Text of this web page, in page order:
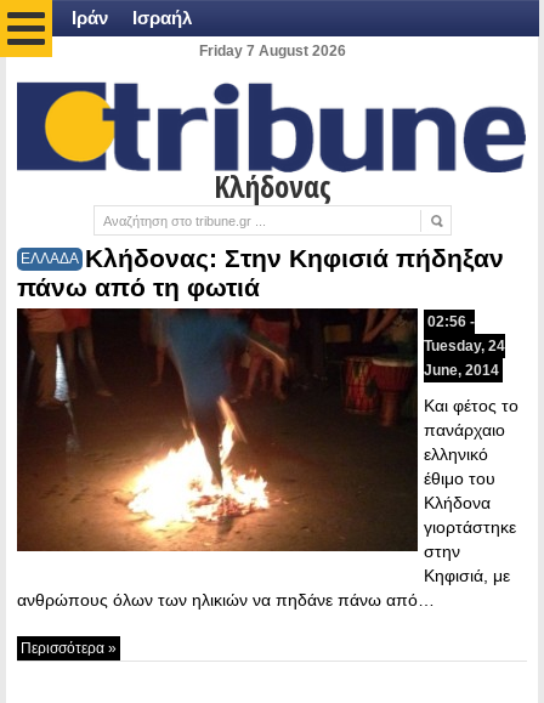
Ιράν Ισραήλ
Friday 7 August 2026
Κλήδονας
ΕΛΛΑΔΑ Κλήδονας: Στην Κηφισιά πήδηξαν
πάνω από τη φωτιά
02:56 -
Tuesday, 24
June, 2014
Και φέτος το
πανάρχαιο
ελληνικό
έθιμο του
Κλήδονα
γιορτάστηκε
στην
Κηφισιά, με
ανθρώπους όλων των ηλικιών να πηδάνε πάνω από…
Περισσότερα »